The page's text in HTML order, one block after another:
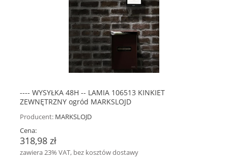
---- WYSYŁKA 48H -- LAMIA 106513 KINKIET
ZEWNĘTRZNY ogród MARKSLOJD
Producent: MARKSLOJD
Cena:
318,98 zł
zawiera 23% VAT, bez kosztów dostawy